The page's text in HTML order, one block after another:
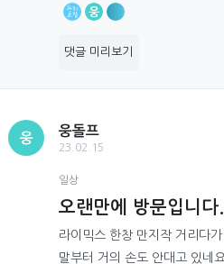
웅
댓글 미리보기
웅
웅돌프
23.02.15
일상
오랜만에 방문입니다.
라이믹스 한창 만지작 거리다
말부터 거의 손도 안대고 있네